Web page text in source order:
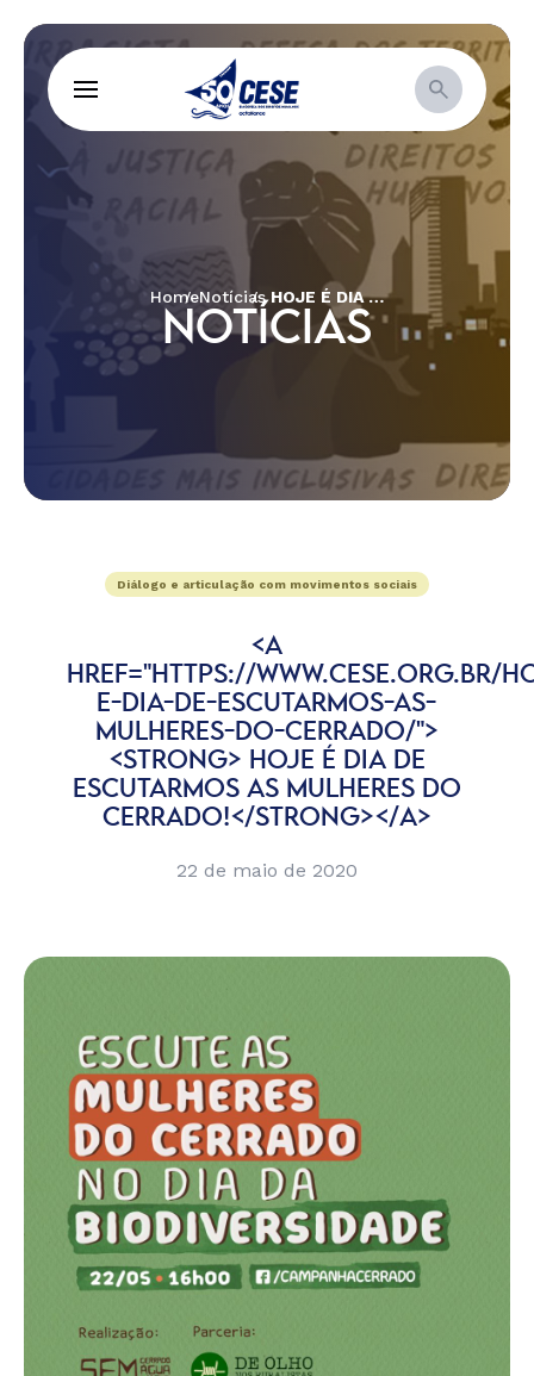
HomeNotícias HOJE É DIA DE ESCUTARMOS AS MULHERES DO CERRADO!
NOTÍCIAS
Diálogo e articulação com movimentos sociais
<A
HREF="HTTPS://WWW.CESE.ORG.BR/
E-DIA-DE-ESCUTARMOS-AS-
MULHERES-DO-CERRADO/">
<STRONG> HOJE É DIA DE
ESCUTARMOS AS MULHERES DO
CERRADO!</STRONG></A>
22 de maio de 2020